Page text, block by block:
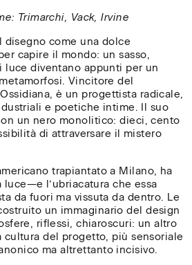
Trimarchi, Vack, Irvine
disegno come una dolce
capire il mondo: un sasso,
luce diventano appunti per un
Vincitore del
è un progettista radicale,
e poetiche intime. Il suo
un nero monolitico: dieci, cento
di attraversare il mistero
trapiantato a Milano, ha
l’ubriacatura che essa
da fuori ma vissuta da dentro. Le
un immaginario del design
riflessi, chiaroscuri: un altro
cultura del progetto, più sensoriale
ma altrettanto incisivo.